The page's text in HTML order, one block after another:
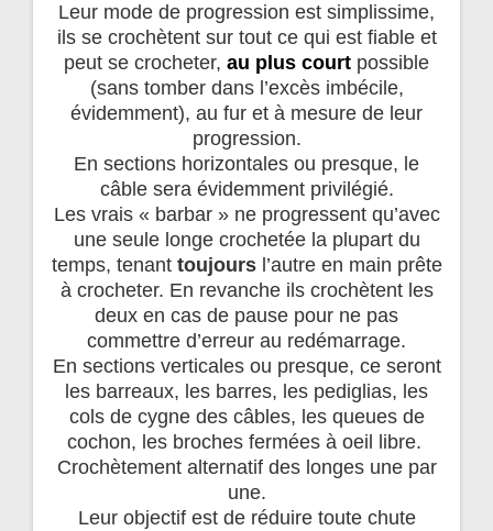
Leur mode de progression est simplissime,
ils se crochètent sur tout ce qui est fiable et
peut se crocheter, au plus court possible
(sans tomber dans l’excès imbécile,
évidemment), au fur et à mesure de leur
progression.
En sections horizontales ou presque, le
câble sera évidemment privilégié.
Les vrais « barbar » ne progressent qu’avec
une seule longe crochetée la plupart du
temps, tenant toujoursl’autre en main prête
à crocheter. En revanche ils crochètent les
deux en cas de pause pour ne pas
commettre d’erreur au redémarrage.
En sections verticales ou presque, ce seront
les barreaux, les barres, les pediglias, les
cols de cygne des câbles, les queues de
cochon, les broches fermées à oeil libre.
Crochètement alternatif des longes une par
une.
Leur objectif est de réduire toute chute